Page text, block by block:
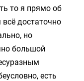
то я прямо об
достаточно
но
большой
есть